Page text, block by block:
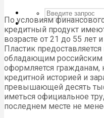
По условиям
кредитный продукт
возрасте от 21 до 55 лет
Пластик
обладающим российским
оформляется гражданам,
кредитной историей и
превышающей десять
иметься официальное
последнем месте не